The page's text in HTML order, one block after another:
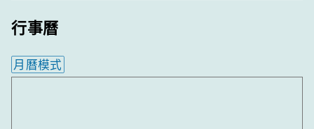
行事曆
月曆模式